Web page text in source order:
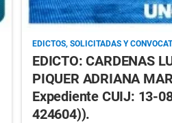
EDICTOS, SOLICITADAS Y
EDICTO: CARDENAS
PIQUER ADRIANA
Expediente CUIJ: 13-
424604)).